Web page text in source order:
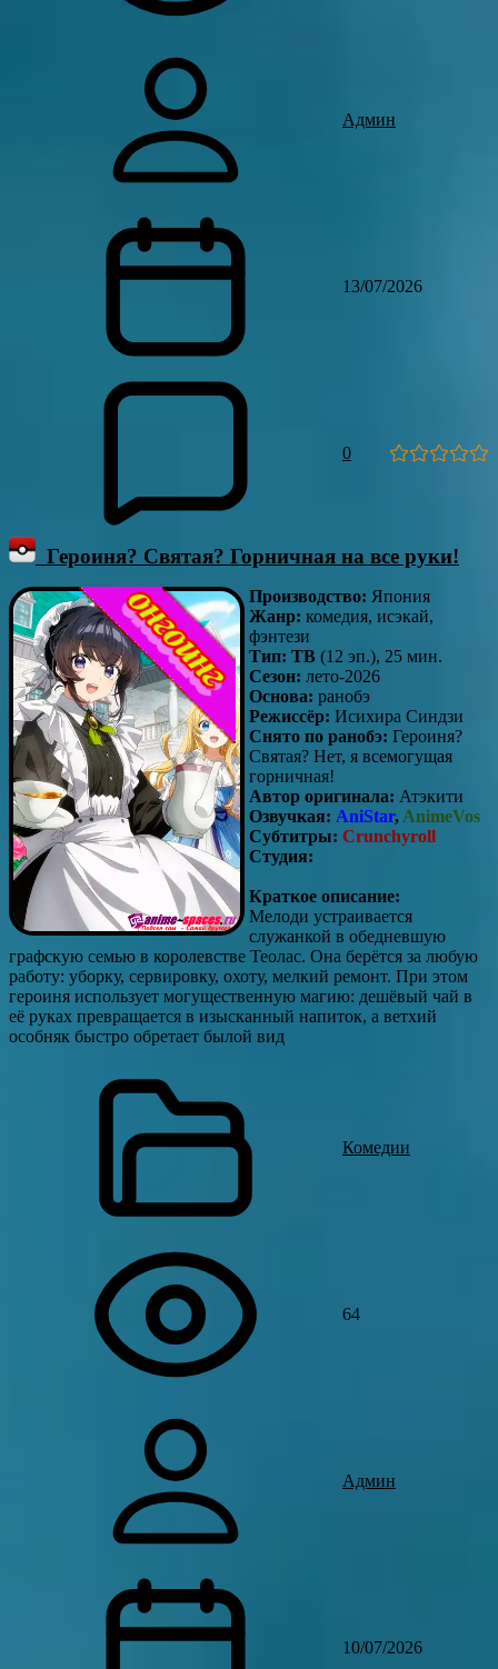
Админ
13/07/2026
0
Героиня? Святая? Горничная на все руки!
Производство: Япония
Жанр: комедия, исэкай,
фэнтези
Тип: ТВ (12 эп.), 25 мин.
Сезон: лето-2026
Основа: ранобэ
Режиссёр: Исихира Синдзи
Снято по ранобэ: Героиня?
Святая? Нет, я всемогущая
горничная!
Автор оригинала: Атэкити
Озвучкая: AniStar, AnimeVos
Субтитры: Crunchyroll
Студия:
Краткое описание:
Мелоди устраивается
служанкой в обедневшую
графскую семью в королевстве Теолас. Она берётся за любую
работу: уборку, сервировку, охоту, мелкий ремонт. При этом
героиня использует могущественную магию: дешёвый чай в
её руках превращается в изысканный напиток, а ветхий
особняк быстро обретает былой вид
Комедии
64
Админ
10/07/2026